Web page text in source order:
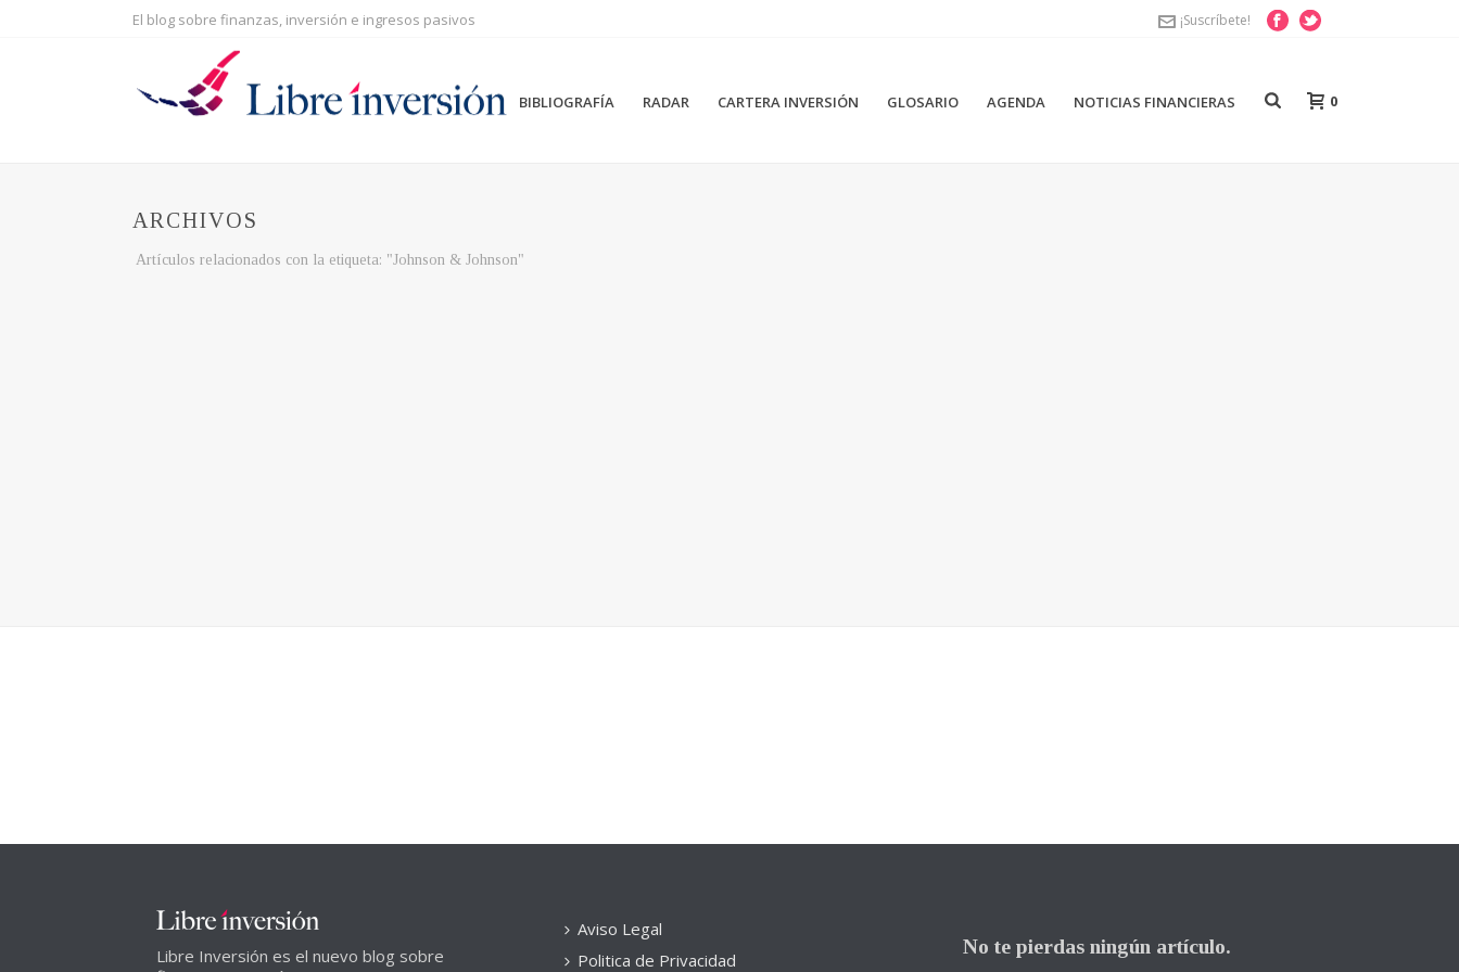
El blog sobre finanzas, inversión e ingresos pasivos ¡Suscríbete!
BIBLIOGRAFÍA RADAR CARTERA INVERSIÓN GLOSARIO AGENDA NOTICIAS FINANCIERAS 0
ARCHIVOS
Artículos relacionados con la etiqueta: "Johnson & Johnson"
Libre Inversión es el nuevo blog sobre
Aviso Legal
Politica de Privacidad
No te pierdas ningún artículo.